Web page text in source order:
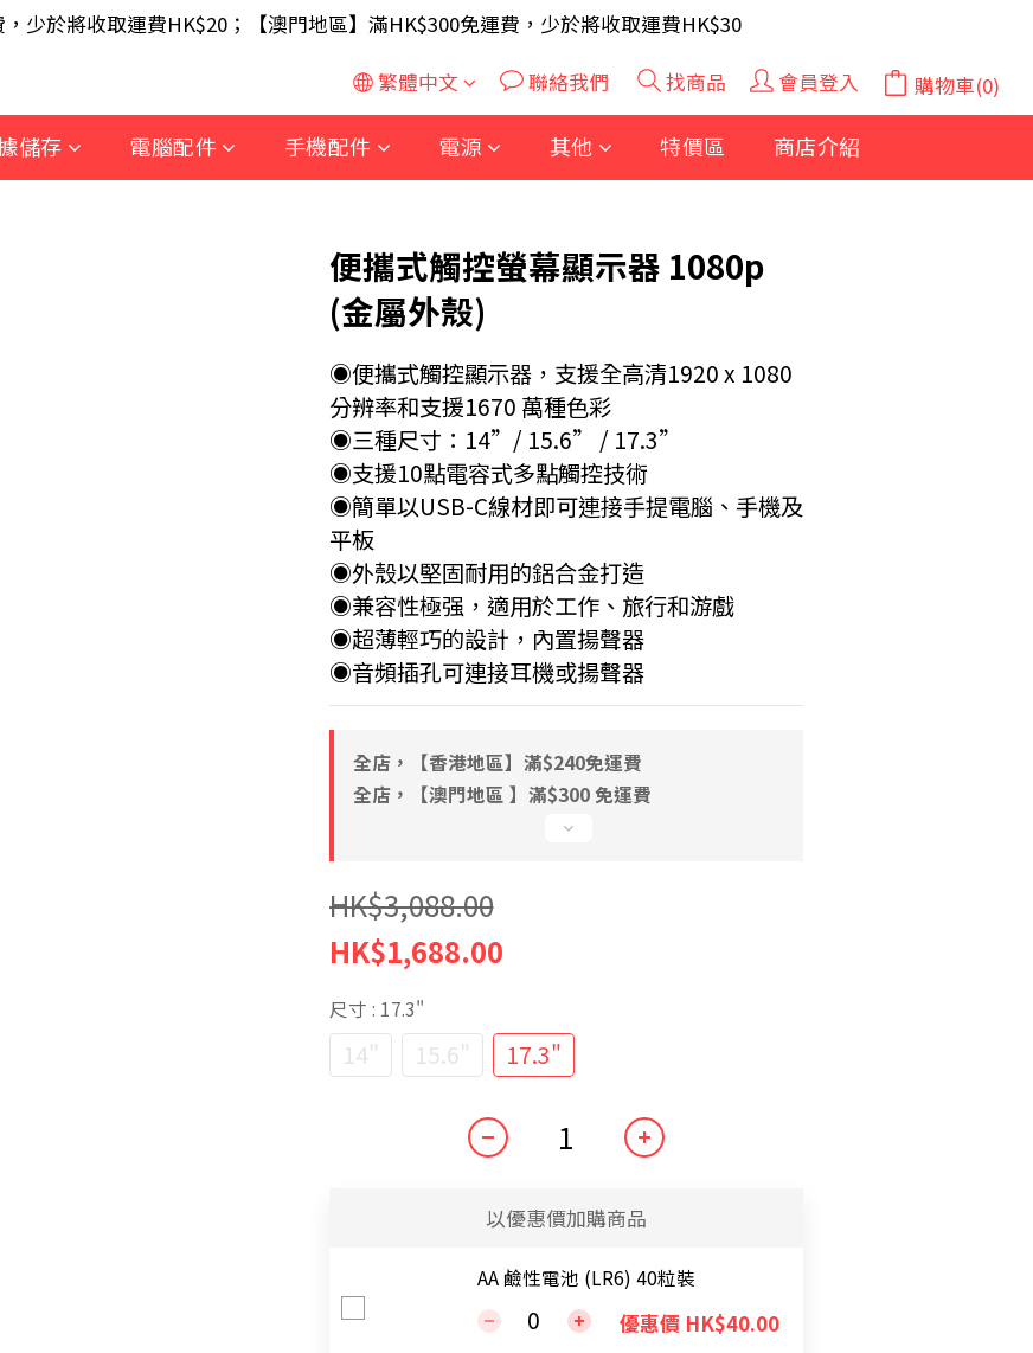
無線滑鼠 / 30W USB 充電器 ; 滿$699 再送 AA/AAA 電芯40粒(隨機及根據庫存調整)
，少於將收取運費HK$20；【澳門地區】滿HK$300免運費，少於將收取運費HK$30
無線滑鼠 / 30W USB 充電器 ; 滿$699 再送 AA/AAA 電芯40粒(隨機及根據庫存調整)
繁體中文 聯絡我們 找商品 會員登入 購物車(0)
儲存 電腦配件 手機配件 電源 其他 特價區 商店介紹
便攜式觸控螢幕顯示器 1080p
(金屬外殼)
◉便攜式觸控顯示器，支援全高清1920 x 1080
分辨率和支援1670 萬種色彩
◉三種尺寸：14”/ 15.6” / 17.3”
◉支援10點電容式多點觸控技術
◉簡單以USB-C線材即可連接手提電腦、手機及
平板
◉外殼以堅固耐用的鋁合金打造
◉兼容性極强，適用於工作、旅行和游戲
◉超薄輕巧的設計，內置揚聲器
◉音頻插孔可連接耳機或揚聲器
全店，【香港地區】滿$240免運費
全店，【澳門地區 】滿$300 免運費
HK$3,088.00
HK$1,688.00
尺寸 : 17.3"
14" 15.6" 17.3"
以優惠價加購商品
AA 鹼性電池 (LR6) 40粒裝
優惠價 HK$40.00
立即購買